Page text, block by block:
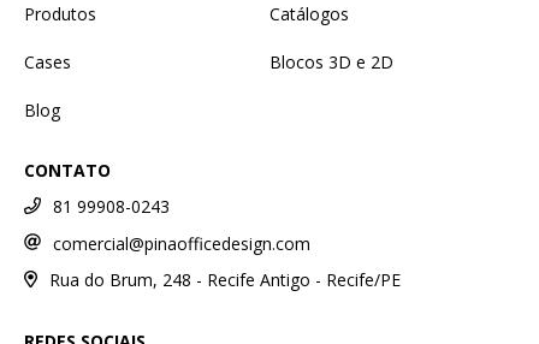
Produtos Catálogos
Cases Blocos 3D e 2D
Blog
CONTATO
81 99908-0243
comercial@pinaofficedesign.com
Rua do Brum, 248 - Recife Antigo - Recife/PE